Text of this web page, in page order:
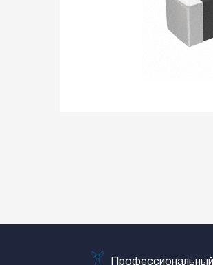
Профессиональный